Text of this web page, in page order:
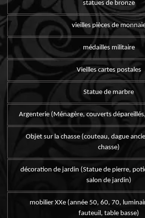
statues de bronze
vieilles pièces de
médailles militaire
Vieilles cartes postales
Statue de marbre
Argenterie (Ménagère, couverts
Objet sur la chasse (couteau, dague
chasse)
décoration de jardin (Statue de pierre,
salon de jardin)
mobilier XXe (année 50, 60, 70,
fauteuil, table basse)